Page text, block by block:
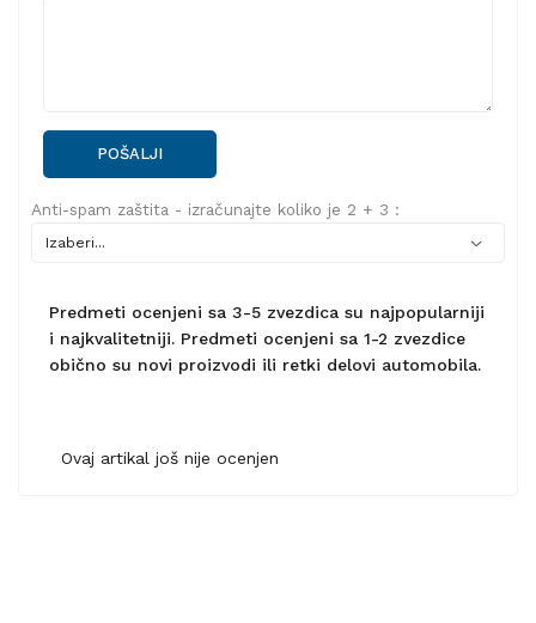
POŠALJI
Anti-spam zaštita - izračunajte koliko je 2 + 3 :
Predmeti ocenjeni sa 3-5 zvezdica su najpopularniji
i najkvalitetniji. Predmeti ocenjeni sa 1-2 zvezdice
obično su novi proizvodi ili retki delovi automobila.
Ovaj artikal još nije ocenjen